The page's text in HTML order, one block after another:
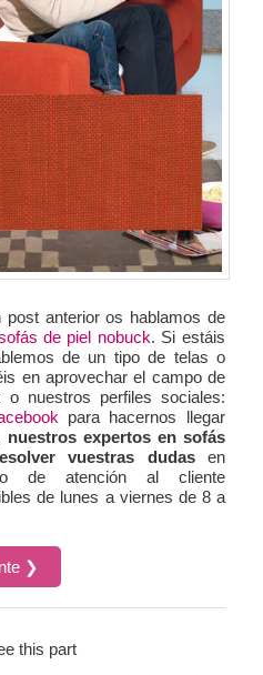
anterior os hablamos de
de piel nobuck. Si estáis
de un tipo de telas o
en aprovechar el campo de
nuestros perfiles sociales:
para hacernos llegar
nuestros expertos en sofás
vuestras dudasen
de atención al cliente
de lunes a viernes de 8 a
❯
this part